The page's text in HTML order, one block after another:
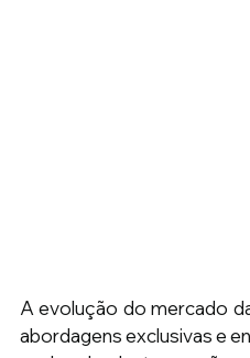
A evolução do mercado
abordagens exclusivas e